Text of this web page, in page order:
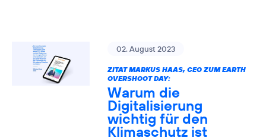
02. August 2023
ZITAT MARKUS HAAS, CEO ZUM EARTH
OVERSHOOT DAY:
Warum die
Digitalisierung
wichtig für den
Klimaschutz ist